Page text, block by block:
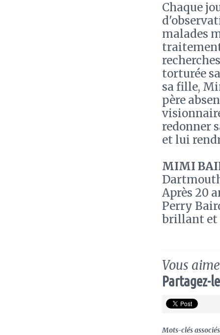
Chaque
malades
torturée
sa fille,
père
redonner
et lui
MIMI
Après 20
Perry
brillant et
Vous
Partagez-
Mots-clés